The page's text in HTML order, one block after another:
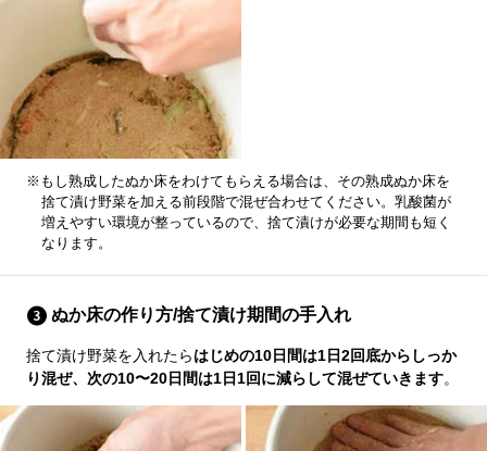
※もし熟成したぬか床をわけてもらえる場合は、その熟成ぬか床を
捨て漬け野菜を加える前段階で混ぜ合わせてください。乳酸菌が
増えやすい環境が整っているので、捨て漬けが必要な期間も短く
なります。
ぬか床の作り方/捨て漬け期間の手入れ
捨て漬け野菜を入れたらはじめの10日間は1日2回底からしっか
り混ぜ、次の10〜20日間は1日1回に減らして混ぜていきます。